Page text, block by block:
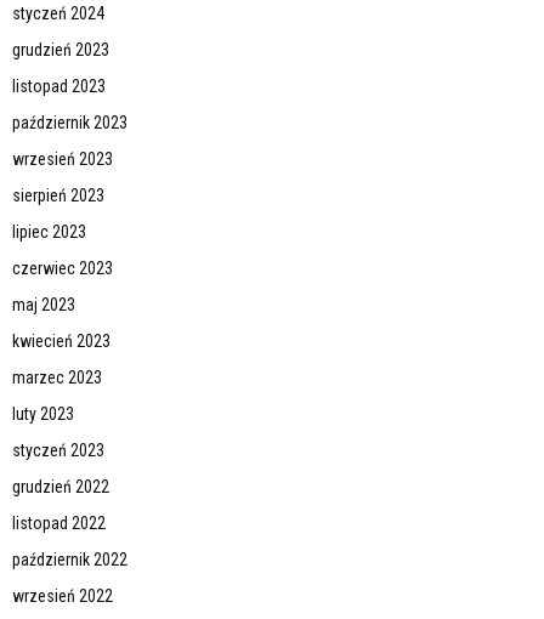
styczeń 2024
grudzień 2023
listopad 2023
październik 2023
wrzesień 2023
sierpień 2023
lipiec 2023
czerwiec 2023
maj 2023
kwiecień 2023
marzec 2023
luty 2023
styczeń 2023
grudzień 2022
listopad 2022
październik 2022
wrzesień 2022